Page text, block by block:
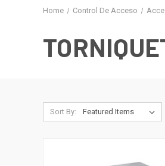
Home Control De Acceso
Sort By: